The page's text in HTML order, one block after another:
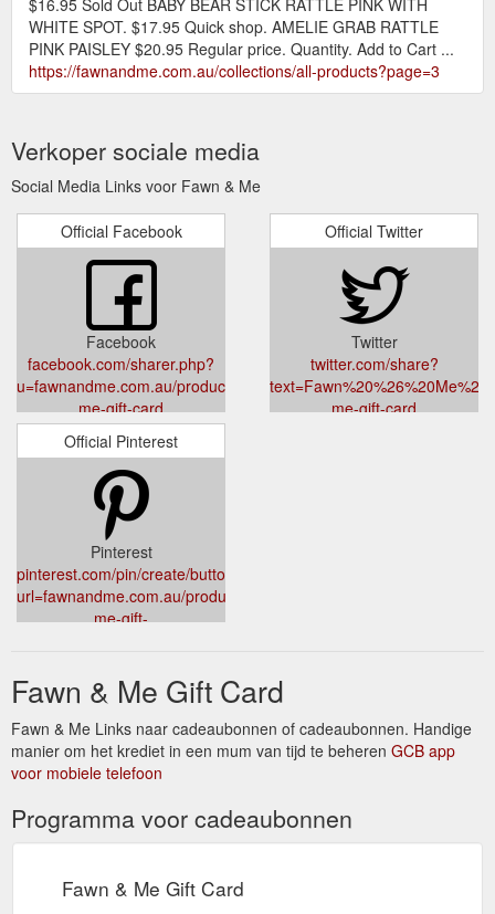
WHITE SPOT. $17.95 Quick shop. AMELIE GRAB RATTLE
PINK PAISLEY $20.95 Regular price. Quantity. Add to Cart ...
https://fawnandme.com.au/collections/all-products?page=3
Verkoper sociale media
Social Media Links voor Fawn & Me
Official Facebook
Facebook
facebook.com/sharer.php?
u=fawnandme.com.au/products/fawn-
me-gift-card
Official Twitter
Twitter
twitter.com/share?
me-gift-card
Official Pinterest
Pinterest
pinterest.com/pin/create/button/?
url=fawnandme.com.au/products/fawn-
me-gift-
31031557b4b8_1024x1024.png?
v=1597459282&description=Fawn%20%26%20Me%20Gift%20Card
Fawn & Me Gift Card
Fawn & Me Links naar cadeaubonnen of cadeaubonnen. Handige
manier om het krediet in een mum van tijd te beheren GCB app
voor mobiele telefoon
Programma voor cadeaubonnen
Fawn & Me Gift Card